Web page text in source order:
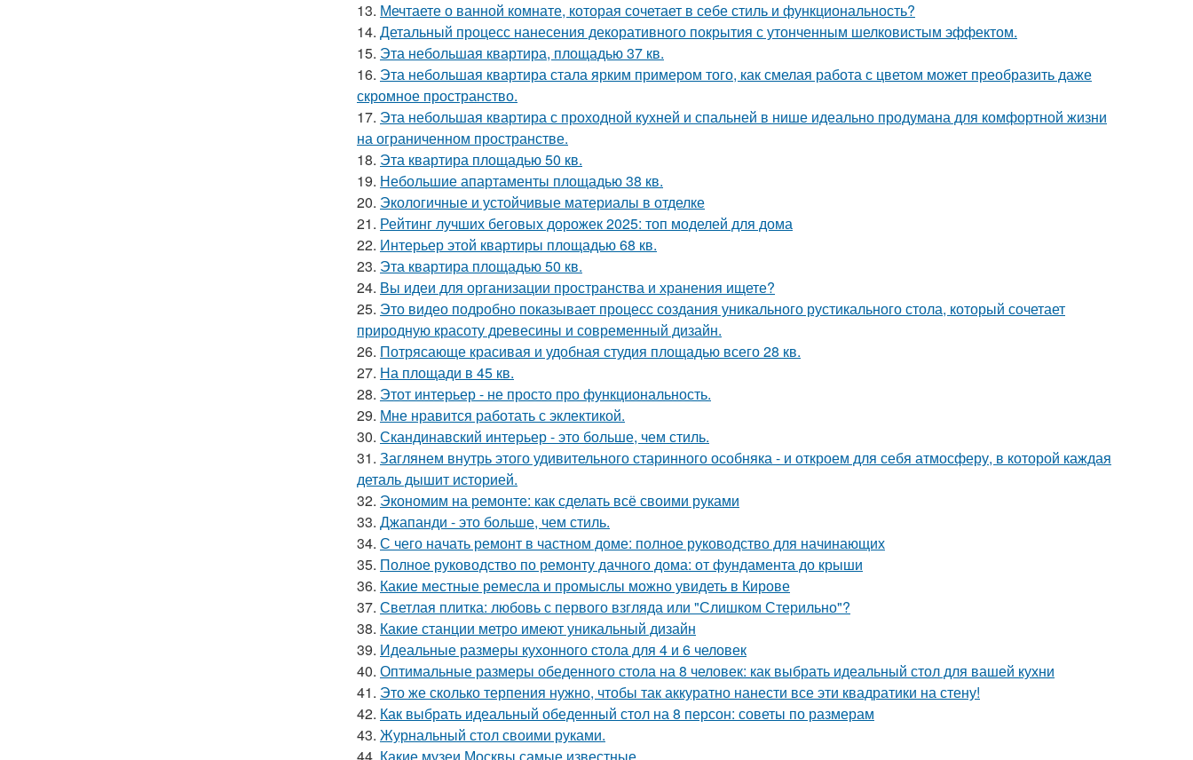
13. Мечтаете о ванной комнате, которая сочетает в себе стиль и функциональность?
14. Детальный процесс нанесения декоративного покрытия с утонченным шелковистым эффектом.
15. Эта небольшая квартира, площадью 37 кв.
16. Эта небольшая квартира стала ярким примером того, как смелая работа с цветом может преобразить даже
скромное пространство.
17. Эта небольшая квартира с проходной кухней и спальней в нише идеально продумана для комфортной жизни
на ограниченном пространстве.
18. Эта квартира площадью 50 кв.
19. Небольшие апартаменты площадью 38 кв.
20. Экологичные и устойчивые материалы в отделке
21. Рейтинг лучших беговых дорожек 2025: топ моделей для дома
22. Интерьер этой квартиры площадью 68 кв.
23. Эта квартира площадью 50 кв.
24. Вы идеи для организации пространства и хранения ищете?
25. Это видео подробно показывает процесс создания уникального рустикального стола, который сочетает
природную красоту древесины и современный дизайн.
26. Потрясающе красивая и удобная студия площадью всего 28 кв.
27. На площади в 45 кв.
28. Этот интерьер - не просто про функциональность.
29. Мне нравится работать с эклектикой.
30. Скандинавский интерьер - это больше, чем стиль.
31. Заглянем внутрь этого удивительного старинного особняка - и откроем для себя атмосферу, в которой каждая
деталь дышит историей.
32. Экономим на ремонте: как сделать всё своими руками
33. Джапанди - это больше, чем стиль.
34. С чего начать ремонт в частном доме: полное руководство для начинающих
35. Полное руководство по ремонту дачного дома: от фундамента до крыши
36. Какие местные ремесла и промыслы можно увидеть в Кирове
37. Светлая плитка: любовь с первого взгляда или "Слишком Стерильно"?
38. Какие станции метро имеют уникальный дизайн
39. Идеальные размеры кухонного стола для 4 и 6 человек
40. Оптимальные размеры обеденного стола на 8 человек: как выбрать идеальный стол для вашей кухни
41. Это же сколько терпения нужно, чтобы так аккуратно нанести все эти квадратики на стену!
42. Как выбрать идеальный обеденный стол на 8 персон: советы по размерам
43. Журнальный стол своими руками.